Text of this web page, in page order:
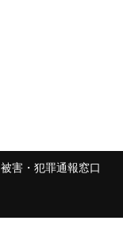
被害・犯罪通報窓口